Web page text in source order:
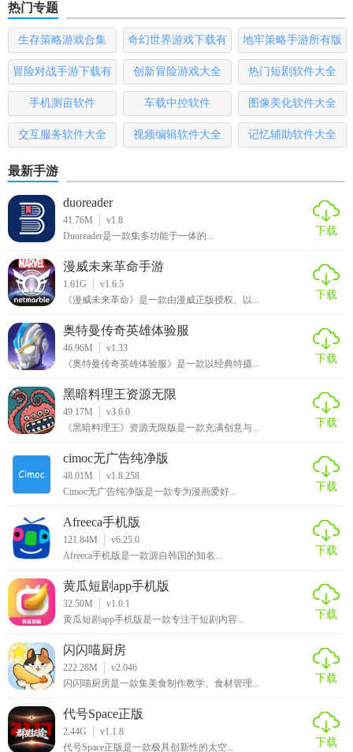
【澎湃新闻网优势】
力和影响力的新闻报道。
2. 内容丰富：涵盖时政、经济、文化、科技等各个领域，满
足不同用户的需求。
3. 互动性强：鼓励用户参与评论和讨论，形成多元化的观点
交流平台。
4. 技术先进：运用先进的技术手段，提高新闻推送和阅读的
体验效果。
【澎湃新闻网测评】
热门专题
生存策略游戏合集
奇幻世界游戏下载有
哪些
地牢策略手游所有版
本
冒险对战手游下载有
哪些
创新冒险游戏大全 热门短剧软件大全
手机测亩软件 车载中控软件 图像美化软件大全
交互服务软件大全 视频编辑软件大全 记忆辅助软件大全
最新手游
duoreader
41.76M
v1.8
Duoreader是一款集多功能于一体的...
下载
漫威未来革命手游
1.61G
v1.6.5
《漫威未来革命》是一款由漫威正版授权、以...
下载
奥特曼传奇英雄体验服
46.96M
v1.33
《奥特曼传奇英雄体验服》是一款以经典特摄...
下载
黑暗料理王资源无限
49.17M
v3.6.0
《黑暗料理王》资源无限版是一款充满创意与...
下载
cimoc无广告纯净版
48.01M
v1.8.258
Cimoc无广告纯净版是一款专为漫画爱好...
下载
Afreeca手机版
121.84M
v6.25.0
Afreeca手机版是一款源自韩国的知名...
下载
黄瓜短剧app手机版
32.50M
v1.0.1
黄瓜短剧app手机版是一款专注于短剧内容...
下载
闪闪喵厨房
222.28M
v2.046
闪闪喵厨房是一款集美食制作教学、食材管理...
下载
代号Space正版
2.44G
v1.1.8
代号Space正版是一款极具创新性的太空...
下载